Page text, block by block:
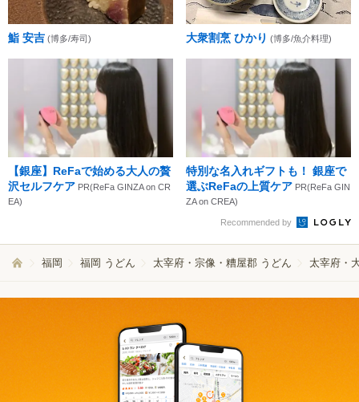
鮨 安吉 (博多/寿司) 大衆割烹 ひかり (博多/魚介料理)
【銀座】ReFaで始める大人の贅
沢セルフケア PR(ReFa GINZA on CR
EA)
特別な名入れギフトも！ 銀座で
選ぶReFaの上質ケア PR(ReFa GIN
ZA on CREA)
Recommended by
福岡 福岡 うどん 太宰府・宗像・糟屋郡 うどん 太宰府・